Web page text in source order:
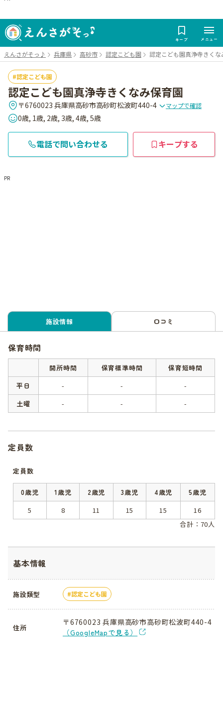
キープ メニュー
えんさがそっ♪ 兵庫県 高砂市 認定こども園 認定こども園真浄寺きくな
認定こども園
認定こども園真浄寺きくなみ保育園
〒6760023 兵庫県高砂市高砂町松波町440-4 マップで確認
0歳, 1歳, 2歳, 3歳, 4歳, 5歳
電話で問い合わせる キープする
PR
施設情報 口コミ
保育時間
開所時間 保育標準時間
保育短時間
平日
- -
-
土曜
- - -
定員数
定員数
0歳児 1歳児 2歳児 3歳児 4歳児
5歳児
5
8 11 15 15
16
合計：70人
基本情報
施設類型 認定こども園
住所
〒6760023 兵庫県高砂市高砂町松波町440-4
（GoogleMapで見る）